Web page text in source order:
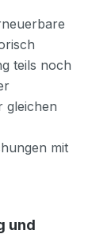
teils noch
gleichen
mit
und